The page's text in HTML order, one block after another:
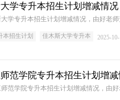
学专升本招生计划增减情况
学专升本招生计划增减情况，由好老师
本招生计划 佳木斯大学专升本 2025-
范学院专升本招生计划增
范学院专升本招生计划增减情况，由